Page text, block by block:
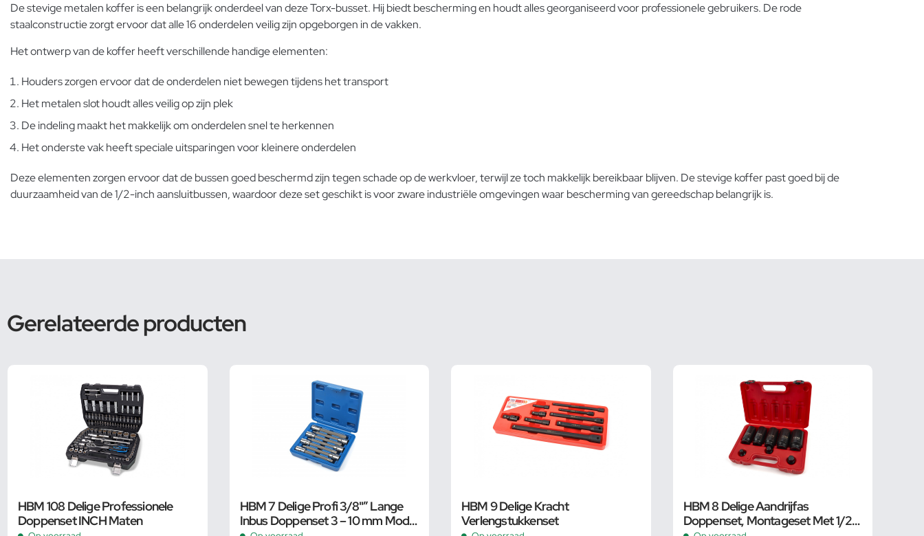
De stevige metalen koffer is een belangrijk onderdeel van deze Torx-busset. Hij biedt bescherming en houdt alles georganiseerd voor professionele gebruikers. De rode
staalconstructie zorgt ervoor dat alle 16 onderdelen veilig zijn opgeborgen in de vakken.
Het ontwerp van de koffer heeft verschillende handige elementen:
Houders zorgen ervoor dat de onderdelen niet bewegen tijdens het transport
Het metalen slot houdt alles veilig op zijn plek
De indeling maakt het makkelijk om onderdelen snel te herkennen
Het onderste vak heeft speciale uitsparingen voor kleinere onderdelen
Deze elementen zorgen ervoor dat de bussen goed beschermd zijn tegen schade op de werkvloer, terwijl ze toch makkelijk bereikbaar blijven. De stevige koffer past goed bij de
duurzaamheid van de 1/2-inch aansluitbussen, waardoor deze set geschikt is voor zware industriële omgevingen waar bescherming van gereedschap belangrijk is.
Gerelateerde producten
HBM 108 Delige Professionele
Doppenset INCH Maten
HBM 7 Delige Profi 3/8"” Lange
Inbus Doppenset 3 – 10 mm Model
HBM 9 Delige Kracht
Verlengstukkenset
HBM 8 Delige Aandrijfas
Doppenset, Montageset Met 1/2"